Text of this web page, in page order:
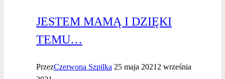
JESTEM MAMĄ I DZIĘKI
TEMU…
PrzezCzerwona Szpilka 25 maja 2021 2 września